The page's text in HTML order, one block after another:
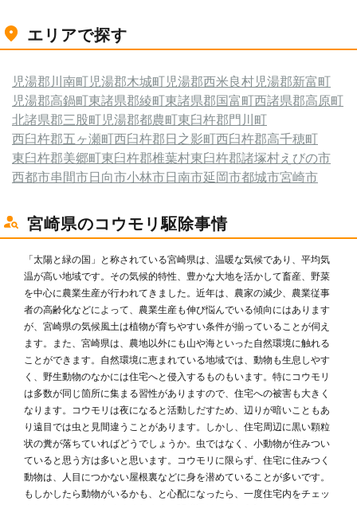
エリアで探す
児湯郡川南町児湯郡木城町児湯郡西米良村児湯郡新富町
児湯郡高鍋町東諸県郡綾町東諸県郡国富町西諸県郡高原町
北諸県郡三股町児湯郡都農町東臼杵郡門川町
西臼杵郡五ヶ瀬町西臼杵郡日之影町西臼杵郡高千穂町
東臼杵郡美郷町東臼杵郡椎葉村東臼杵郡諸塚村えびの市
西都市串間市日向市小林市日南市延岡市都城市宮崎市
宮崎県のコウモリ駆除事情
「太陽と緑の国」と称されている宮崎県は、温暖な気候であり、平均気
温が高い地域です。その気候的特性、豊かな大地を活かして畜産、野菜
を中心に農業生産が行われてきました。近年は、農家の減少、農業従事
者の高齢化などによって、農業生産も伸び悩んでいる傾向にはあります
が、宮崎県の気候風土は植物が育ちやすい条件が揃っていることが伺え
ます。また、宮崎県は、農地以外にも山や海といった自然環境に触れる
ことができます。自然環境に恵まれている地域では、動物も生息しやす
く、野生動物のなかには住宅へと侵入するものもいます。特にコウモリ
は多数が同じ箇所に集まる習性がありますので、住宅への被害も大きく
なります。コウモリは夜になると活動しだすため、辺りが暗いこともあ
り遠目では虫と見間違うことがあります。しかし、住宅周辺に黒い顆粒
状の糞が落ちていればどうでしょうか。虫ではなく、小動物が住みつい
ていると思う方は多いと思います。コウモリに限らず、住宅に住みつく
動物は、人目につかない屋根裏などに身を潜めていることが多いです。
もしかしたら動物がいるかも、と心配になったら、一度住宅内をチェッ